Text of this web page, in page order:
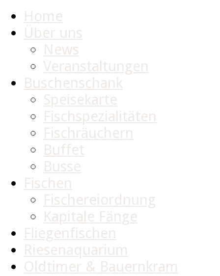
Home
Über uns
News
Veranstaltungen
Buschenschank
Speisekarte
Fischspezialitäten
Fischräuchern
Buffet
Busse
Fischen
Fischereiordnung
Kapitale Fänge
Fliegenfischen
Riesenaquarium
Oldtimer & Bauernkram